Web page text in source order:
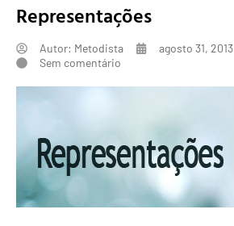
Representações
Autor: Metodista
agosto 31, 2013
Sem comentário